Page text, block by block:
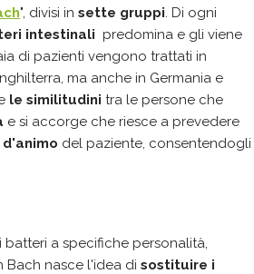
", divisi in sette gruppi. Di ogni
intestinali predomina e gli viene
di pazienti vengono trattati in
ma anche in Germania e
le similitudini tra le persone che
e si accorge che riesce a prevedere
del paziente, consentendogli
a specifiche personalità,
Bach nasce l'idea di sostituire i